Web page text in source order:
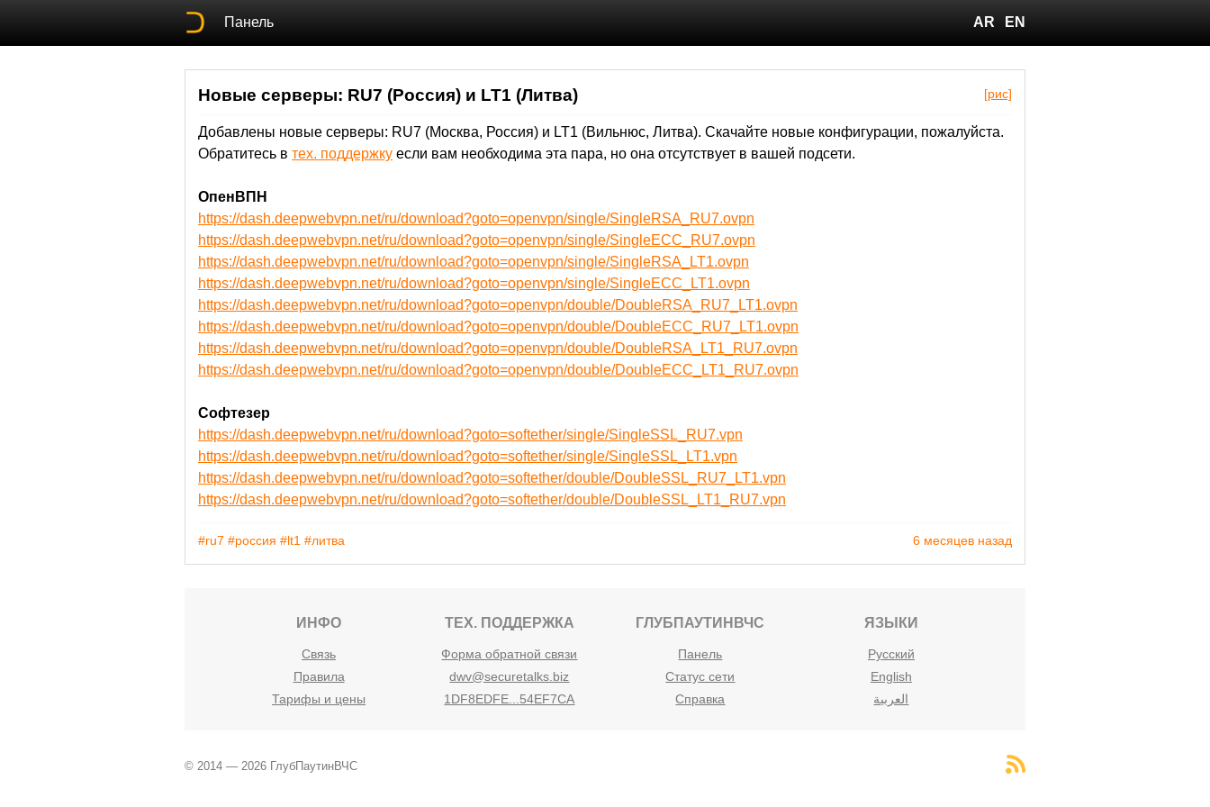
Панель AR EN
[рис]
Новые серверы: RU7 (Россия) и LT1 (Литва)
Добавлены новые серверы: RU7 (Москва, Россия) и LT1 (Вильнюс, Литва). Скачайте новые конфигурации, пожалуйста.
Обратитесь в тех. поддержкуесли вам необходима эта пара, но она отсутствует в вашей подсети.
ОпенВПН
https://dash.deepwebvpn.net/ru/download?goto=openvpn/single/SingleRSA_RU7.ovpn
https://dash.deepwebvpn.net/ru/download?goto=openvpn/single/SingleECC_RU7.ovpn
https://dash.deepwebvpn.net/ru/download?goto=openvpn/single/SingleRSA_LT1.ovpn
https://dash.deepwebvpn.net/ru/download?goto=openvpn/single/SingleECC_LT1.ovpn
https://dash.deepwebvpn.net/ru/download?goto=openvpn/double/DoubleRSA_RU7_LT1.ovpn
https://dash.deepwebvpn.net/ru/download?goto=openvpn/double/DoubleECC_RU7_LT1.ovpn
https://dash.deepwebvpn.net/ru/download?goto=openvpn/double/DoubleRSA_LT1_RU7.ovpn
https://dash.deepwebvpn.net/ru/download?goto=openvpn/double/DoubleECC_LT1_RU7.ovpn
Софтезер
https://dash.deepwebvpn.net/ru/download?goto=softether/single/SingleSSL_RU7.vpn
https://dash.deepwebvpn.net/ru/download?goto=softether/single/SingleSSL_LT1.vpn
https://dash.deepwebvpn.net/ru/download?goto=softether/double/DoubleSSL_RU7_LT1.vpn
https://dash.deepwebvpn.net/ru/download?goto=softether/double/DoubleSSL_LT1_RU7.vpn
6 месяцев назад
#ru7 #россия #lt1 #литва
ИНФО
Связь
Правила
Тарифы и цены
ТЕХ. ПОДДЕРЖКА
Форма обратной связи
dwv@securetalks.biz
1DF8EDFE...54EF7CA
ГЛУБПАУТИНВЧС
Панель
Статус сети
Справка
ЯЗЫКИ
Русский
English
العربية
© 2014 — 2026 ГлубПаутинВЧС